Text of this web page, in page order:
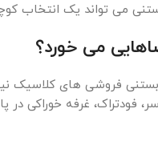
می تواند یک انتخاب
می خورد؟
فروشی های کلاسیک
فودتراک، غرفه خوراکی در